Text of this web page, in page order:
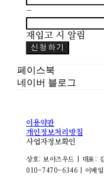
-
재입고 시 알림
신청하기
페이스북
네이버 블로그
이용약관
개인정보처리방침
사업자정보확인
상호: 보아즈우드 | 대표:
010-7470-6346 | 이메